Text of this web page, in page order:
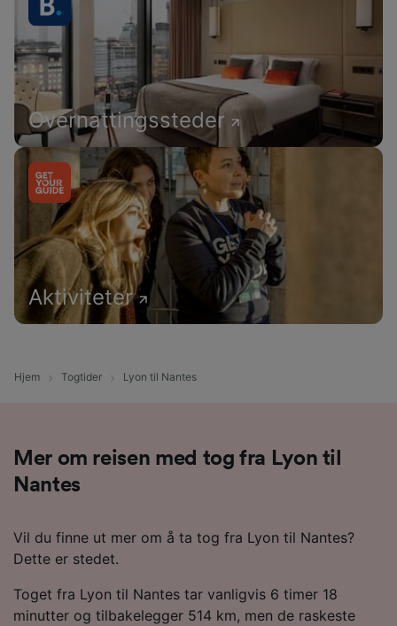
Overnattingssteder
Aktiviteter
Hjem Togtider Lyon til Nantes
Mer om reisen med tog fra Lyon til
Nantes
Vil du finne ut mer om å ta tog fra Lyon til Nantes?
Dette er stedet.
Toget fra Lyon til Nantes tar vanligvis 6 timer 18
minutter og tilbakelegger 514 km, men de raskeste